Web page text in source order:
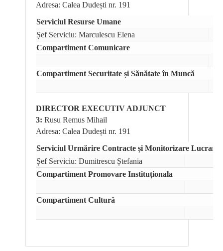
Adresa: Calea Dudești nr. 191
Serviciul Resurse Umane
Șef Serviciu: Marculescu Elena
Compartiment Comunicare
Compartiment Securitate și Sănătate în Muncă
DIRECTOR EXECUTIV ADJUNCT
3: Rusu Remus Mihail
Adresa: Calea Dudești nr. 191
Serviciul Urmărire Contracte și Monitorizare Lucrari
Șef Serviciu: Dumitrescu Ștefania
Compartiment Promovare Instituționala
Compartiment Cultură